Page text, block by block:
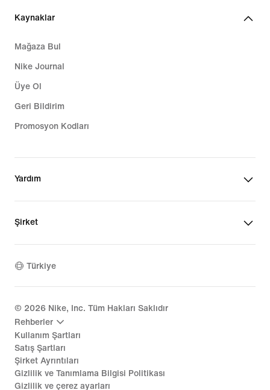
Kaynaklar
Mağaza Bul
Nike Journal
Üye Ol
Geri Bildirim
Promosyon Kodları
Yardım
Şirket
Türkiye
© 2026 Nike, Inc. Tüm Hakları Saklıdır
Rehberler
Kullanım Şartları
Satış Şartları
Şirket Ayrıntıları
Gizlilik ve Tanımlama Bilgisi Politikası
Gizlilik ve çerez ayarları